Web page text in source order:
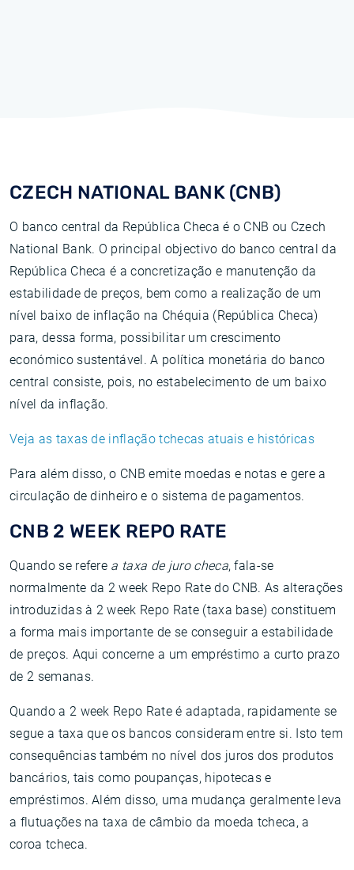
CZECH NATIONAL BANK (CNB)
O banco central da República Checa é o CNB ou Czech
National Bank. O principal objectivo do banco central da
República Checa é a concretização e manutenção da
estabilidade de preços, bem como a realização de um
nível baixo de inflação na Chéquia (República Checa)
para, dessa forma, possibilitar um crescimento
económico sustentável. A política monetária do banco
central consiste, pois, no estabelecimento de um baixo
nível da inflação.
Veja as taxas de inflação tchecas atuais e históricas
Para além disso, o CNB emite moedas e notas e gere a
circulação de dinheiro e o sistema de pagamentos.
CNB 2 WEEK REPO RATE
Quando se refere a taxa de juro checa, fala-se
normalmente da 2 week Repo Rate do CNB. As alterações
introduzidas à 2 week Repo Rate (taxa base) constituem
a forma mais importante de se conseguir a estabilidade
de preços. Aqui concerne a um empréstimo a curto prazo
de 2 semanas.
Quando a 2 week Repo Rate é adaptada, rapidamente se
segue a taxa que os bancos consideram entre si. Isto tem
consequências também no nível dos juros dos produtos
bancários, tais como poupanças, hipotecas e
empréstimos. Além disso, uma mudança geralmente leva
a flutuações na taxa de câmbio da moeda tcheca, a
coroa tcheca.